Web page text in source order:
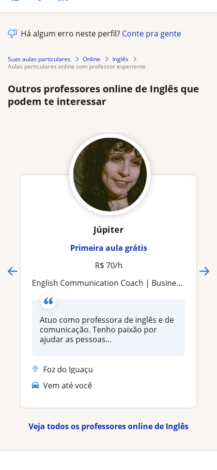
Há algum erro neste perfil? Conte pra gente
Suas aulas particulares Online
Inglês
aulas particulares online com professor experiente
Outros professores online de Inglês que
podem te interessar
Júpiter
Primeira aula grátis
R$ 70/h
English Communication Coach | Business English | Technical English | Interview Preparation | Personalized Learning Experiences
Atuo como professora de inglês e de
comunicação. Tenho paixão por
ajudar as pessoas...
Foz do Iguaçu
Vem até você
Veja todos os professores online de Inglês